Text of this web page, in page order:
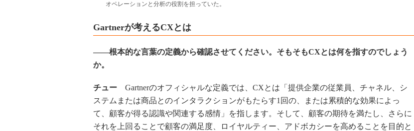
オペレーションと分析の役割を担っていた。
Gartnerが考えるCXとは
――根本的な言葉の定義から確認させてください。そもそもCXとは何を指すのでしょう
か。
チュー Gartnerのオフィシャルな定義では、CXとは「提供企業の従業員、チャネル、シ
ステムまたは商品とのインタラクションがもたらす1回の、または累積的な効果によっ
て、顧客が得る認識や関連する感情」を指します。そして、顧客の期待を満たし、さらに
それを上回ることで顧客の満足度、ロイヤルティー、アドボカシーを高めることを目的と